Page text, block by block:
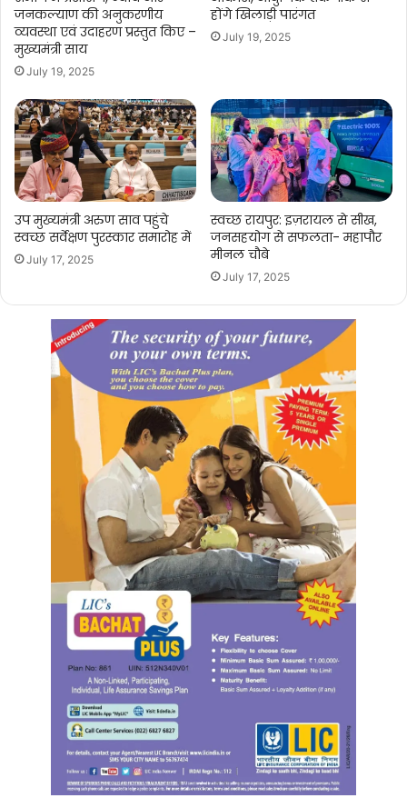
जनकल्याण की अनुकरणीय
व्यवस्था एवं उदाहरण प्रस्तुत किए –
मुख्यमंत्री साय
July 19, 2025
होंगे खिलाड़ी पारंगत
July 19, 2025
उप मुख्यमंत्री अरुण साव पहुंचे
स्वच्छ सर्वेक्षण पुरस्कार समारोह में
July 17, 2025
स्वच्छ रायपुर: इज़रायल से सीख,
जनसहयोग से सफलता- महापौर
मीनल चौबे
July 17, 2025